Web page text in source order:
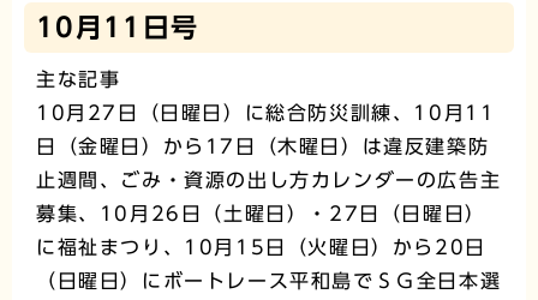
10月11日号
主な記事
10月27日（日曜日）に総合防災訓練、10月11
日（金曜日）から17日（木曜日）は違反建築防
止週間、ごみ・資源の出し方カレンダーの広告主
募集、10月26日（土曜日）・27日（日曜日）
に福祉まつり、10月15日（火曜日）から20日
（日曜日）にボートレース平和島でＳＧ全日本選